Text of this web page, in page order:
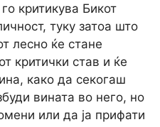
критикува Бикот
туку затоа што
лесно ќе стане
критички став и ќе
како да секогаш
вината во него, но
или да ја прифати